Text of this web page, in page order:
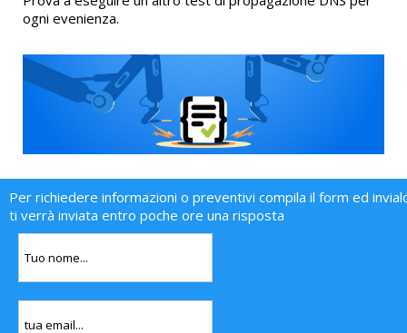
ogni evenienza.
Per richiedere informazioni o preventivi compila il form ed
ti verrà inviata entro poche ore una risposta